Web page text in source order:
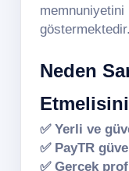
göstermektedir.
Neden
✅ Yerli ve
✅ PayTR
✅ Gerçek